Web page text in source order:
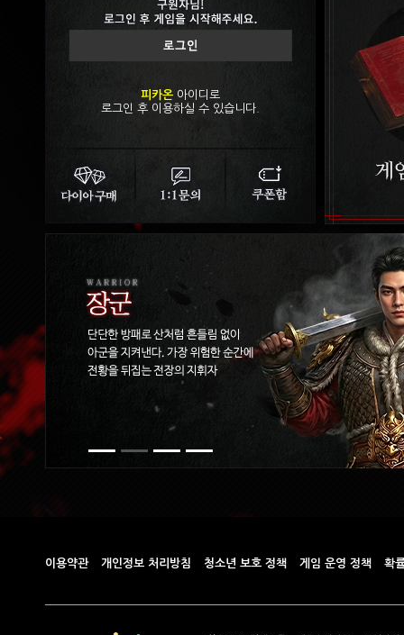
피카온 아이디로
로그인 후 이용하실 수 있습니다.
이용약관 개인정보 처리방침 청소년 보호 정책 게임 운영 정책 확